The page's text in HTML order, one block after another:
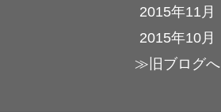
2015年11月
2015年10月
≫旧ブログへ